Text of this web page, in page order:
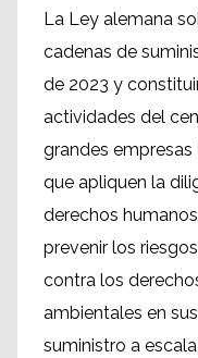
La Ley alemana
cadenas de
de 2023 y
actividades del
grandes
que apliquen la
derechos
prevenir los
contra los
ambientales en
suministro a